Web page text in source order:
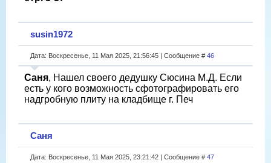
susin1972
Дата: Воскресенье, 11 Мая 2025, 21:56:45 | Сообщение # 46
Саня, Нашел своего дедушку Сюсина М.Д. Если
есть у кого возможность сфотографировать его
надгробную плиту на кладбище г. Печ
Саня
Дата: Воскресенье, 11 Мая 2025, 23:21:42 | Сообщение # 47